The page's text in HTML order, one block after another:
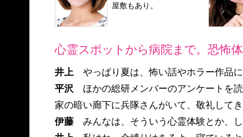
屋敷もあり。
心霊スポットから病院まで。恐怖
井上 やっぱり夏は、怖い話やホラー作品に
平沢 ほかの総研メンバーのアンケートを
家の暗い廊下に兵隊さんがいて、敬礼して
伊藤みんなは、そういう心霊体験とか、し